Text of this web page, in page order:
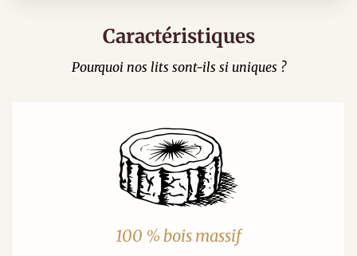
Caractéristiques
Pourquoi nos lits sont-ils si uniques ?
100 % bois massif